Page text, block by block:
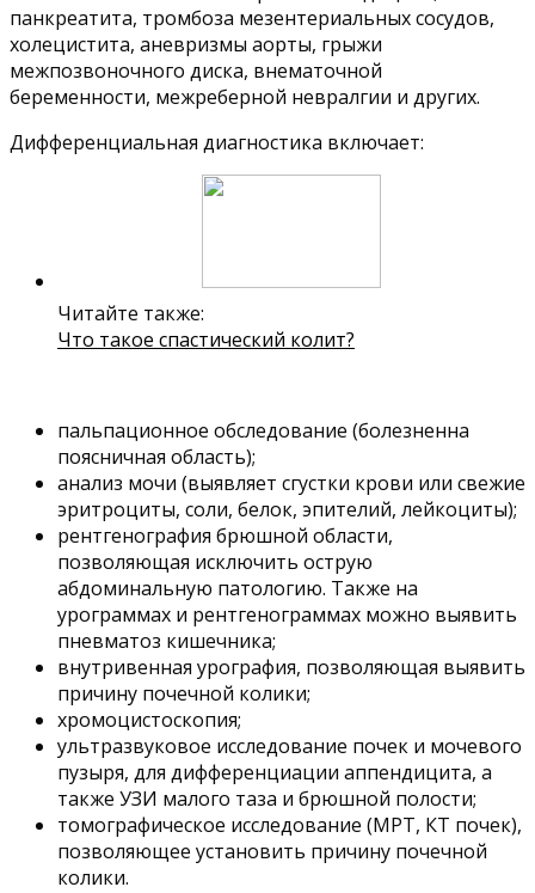
панкреатита, тромбоза мезентериальных сосудов,
холецистита, аневризмы аорты, грыжи
межпозвоночного диска, внематочной
беременности, межреберной невралгии и других.
Дифференциальная диагностика включает:
Читайте также:
Что такое спастический колит?
пальпационное обследование (болезненна
поясничная область);
анализ мочи (выявляет сгустки крови или свежие
эритроциты, соли, белок, эпителий, лейкоциты);
рентгенография брюшной области,
позволяющая исключить острую
абдоминальную патологию. Также на
урограммах и рентгенограммах можно выявить
пневматоз кишечника;
внутривенная урография, позволяющая выявить
причину почечной колики;
хромоцистоскопия;
ультразвуковое исследование почек и мочевого
пузыря, для дифференциации аппендицита, а
также УЗИ малого таза и брюшной полости;
томографическое исследование (МРТ, КТ почек),
позволяющее установить причину почечной
колики.